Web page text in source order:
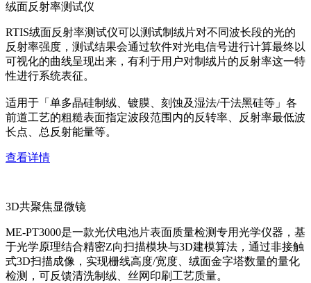
绒面反射率测试仪
RTIS绒面反射率测试仪可以测试制绒片对不同波长段的光的
反射率强度，测试结果会通过软件对光电信号进行计算最终以
可视化的曲线呈现出来，有利于用户对制绒片的反射率这一特
性进行系统表征。
适用于「单多晶硅制绒、镀膜、刻蚀及湿法/干法黑硅等」各
前道工艺的粗糙表面指定波段范围内的反转率、反射率最低波
长点、总反射能量等。
查看详情
3D共聚焦显微镜
ME-PT3000是一款光伏电池片表面质量检测专用光学仪器，基
于光学原理结合精密Z向扫描模块与3D建模算法，通过非接触
式3D扫描成像，实现栅线高度/宽度、绒面金字塔数量的量化
检测，可反馈清洗制绒、丝网印刷工艺质量。